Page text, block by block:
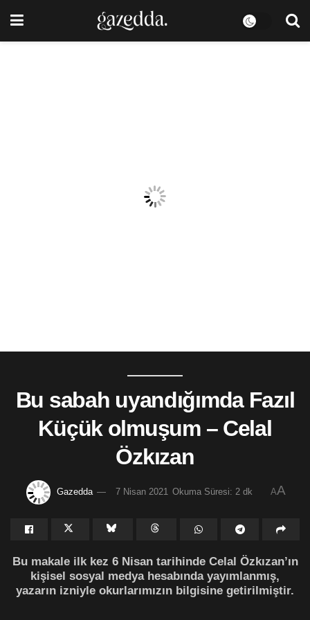
Bu sabah uyandığımda Fazıl
Küçük olmuşum – Celal
Özkızan
Gazedda 7 Nisan 2021 Okuma Süresi: 2 dk AA
Bu makale ilk kez 6 Nisan tarihinde Celal Özkızan’ın
kişisel sosyal medya hesabında yayımlanmış,
yazarın izniyle okurlarımızın bilgisine getirilmiştir.